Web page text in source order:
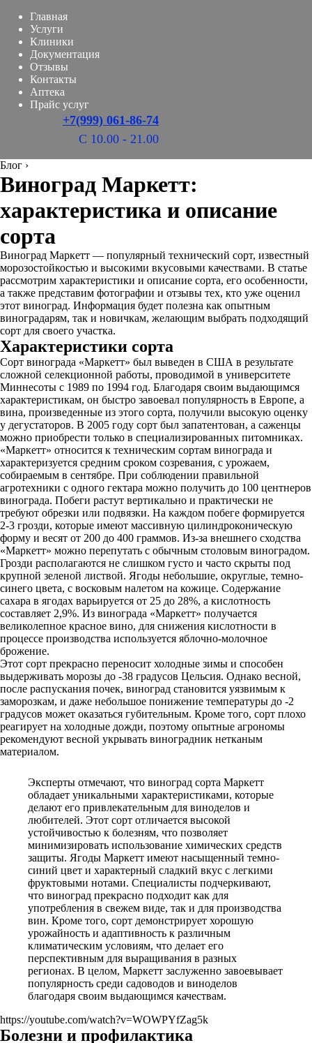
Главная
Услуги
Клиники
Документация
Отзывы
Контакты
Аптека
Прайс услуг
+7(999) 061-86-74
С 10.00 - 21.00
Блог ›
Виноград Маркетт:
характеристика и описание
сорта
Виноград Маркетт — популярный технический сорт, известный
морозостойкостью и высокими вкусовыми качествами. В статье
рассмотрим характеристики и описание сорта, его особенности,
а также представим фотографии и отзывы тех, кто уже оценил
этот виноград. Информация будет полезна как опытным
виноградарям, так и новичкам, желающим выбрать подходящий
сорт для своего участка.
Характеристики сорта
Сорт винограда «Маркетт» был выведен в США в результате
сложной селекционной работы, проводимой в университете
Миннесоты с 1989 по 1994 год. Благодаря своим выдающимся
характеристикам, он быстро завоевал популярность в Европе, а
вина, произведенные из этого сорта, получили высокую оценку
у дегустаторов. В 2005 году сорт был запатентован, а саженцы
можно приобрести только в специализированных питомниках.
«Маркетт» относится к техническим сортам винограда и
характеризуется средним сроком созревания, с урожаем,
собираемым в сентябре. При соблюдении правильной
агротехники с одного гектара можно получить до 100 центнеров
винограда. Побеги растут вертикально и практически не
требуют обрезки или подвязки. На каждом побеге формируется
2-3 грозди, которые имеют массивную цилиндроконическую
форму и весят от 200 до 400 граммов. Из-за внешнего сходства
«Маркетт» можно перепутать с обычным столовым виноградом.
Грозди располагаются не слишком густо и часто скрыты под
крупной зеленой листвой. Ягоды небольшие, округлые, темно-
синего цвета, с восковым налетом на кожице. Содержание
сахара в ягодах варьируется от 25 до 28%, а кислотность
составляет 2,9%. Из винограда «Маркетт» получается
великолепное красное вино, для снижения кислотности в
процессе производства используется яблочно-молочное
брожение.
Этот сорт прекрасно переносит холодные зимы и способен
выдерживать морозы до -38 градусов Цельсия. Однако весной,
после распускания почек, виноград становится уязвимым к
заморозкам, и даже небольшое понижение температуры до -2
градусов может оказаться губительным. Кроме того, сорт плохо
реагирует на холодные дожди, поэтому опытные агрономы
рекомендуют весной укрывать виноградник нетканым
материалом.
Эксперты отмечают, что виноград сорта Маркетт
обладает уникальными характеристиками, которые
делают его привлекательным для виноделов и
любителей. Этот сорт отличается высокой
устойчивостью к болезням, что позволяет
минимизировать использование химических средств
защиты. Ягоды Маркетт имеют насыщенный темно-
синий цвет и характерный сладкий вкус с легкими
фруктовыми нотами. Специалисты подчеркивают,
что виноград прекрасно подходит как для
употребления в свежем виде, так и для производства
вин. Кроме того, сорт демонстрирует хорошую
урожайность и адаптивность к различным
климатическим условиям, что делает его
перспективным для выращивания в разных
регионах. В целом, Маркетт заслуженно завоевывает
популярность среди садоводов и виноделов
благодаря своим выдающимся качествам.
https://youtube.com/watch?v=WOWPYfZag5k
Болезни и профилактика